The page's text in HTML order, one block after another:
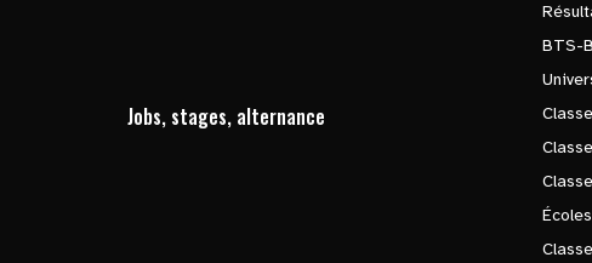
Jobs, stages, alternance
BTS-